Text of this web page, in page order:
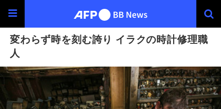
変わらず時を刻む誇り イラクの時計修理職
人